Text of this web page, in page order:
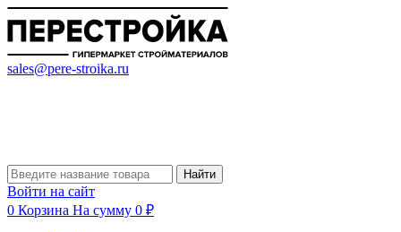
sales@pere-stroika.ru
Найти
Войти на сайт
0 Корзина На сумму 0 ₽